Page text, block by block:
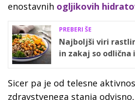
enostavnih ogljikovih
PREBERI ŠE
Najboljši viri
in zakaj so odlična
Sicer pa je od telesne
zdravstvenega stanja